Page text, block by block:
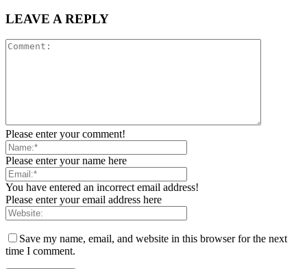
LEAVE A REPLY
Please enter your comment!
Please enter your name here
You have entered an incorrect email address!
Please enter your email address here
Save my name, email, and website in this browser for the next
time I comment.